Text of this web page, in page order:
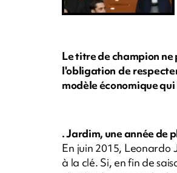
Le titre de champion
l'obligation de
modèle économique
. Jardim, une année de
En juin 2015, Leonardo
à la clé. Si, en fin de